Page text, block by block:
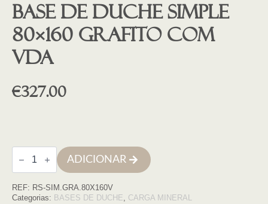
Base de duche SIMPLE
80×160 grafito COM
VDA
€327.00
Quantidade
de
Base
duche
SIMPLE
ADICIONAR
REF: RS-SIM.GRA.80X160V
Categorias: BASES DE DUCHE, CARGA MINERAL